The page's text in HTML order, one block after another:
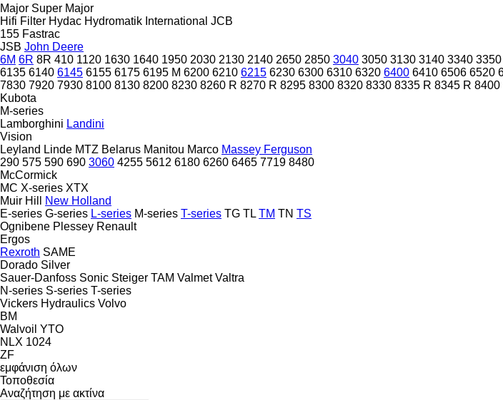
Major Super Major
Hifi Filter Hydac Hydromatik International JCB
155 Fastrac
JSB John Deere
6M 6R 8R 410 1120 1630 1640 1950 2030 2130 2140 2650 2850 3040 3050 3130 3140 3340 3350
6135 6140 6145 6155 6175 6195 M 6200 6210 6215 6230 6300 6310 6320 6400 6410 6506 6520
7830 7920 7930 8100 8130 8200 8230 8260 R 8270 R 8295 8300 8320 8330 8335 R 8345 R 8400
Kubota
M-series
Lamborghini Landini
Vision
Leyland Linde MTZ Belarus Manitou Marco Massey Ferguson
290 575 590 690 3060 4255 5612 6180 6260 6465 7719 8480
McCormick
MC X-series XTX
Muir Hill
New Holland
E-series G-series L-series M-series T-series TG TL TM TN TS
Ognibene Plessey Renault
Ergos
Rexroth SAME
Dorado Silver
Sauer-Danfoss Sonic Steiger TAM Valmet Valtra
N-series S-series T-series
Vickers Hydraulics Volvo
BM
Walvoil YTO
NLX 1024
ZF
εμφάνιση όλων
Τοποθεσία
Αναζήτηση με ακτίνα